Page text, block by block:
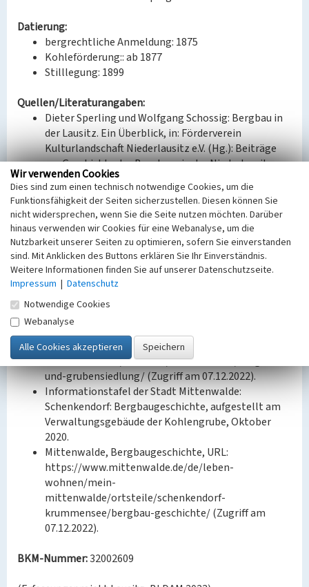
Datierung:
bergrechtliche Anmeldung: 1875
Kohleförderung:: ab 1877
Stilllegung: 1899
Quellen/Literaturangaben:
Dieter Sperling und Wolfgang Schossig: Bergbau in
der Lausitz. Ein Überblick, in: Förderverein
Kulturlandschaft Niederlausitz e.V. (Hg.): Beiträge
zur Geschichte des Bergbaus in der Niederlausitz,
Bd. 1, Cottbus 2017, S. 359,
Ralf-Günter Wedde: Über den historischen
Braunkohlentiefbau in Nordbrandenburg und
südlich von Berlin, in: Brandenburgische
Geowissenschaftliche Beiträge, Nr. 1, 02.2013, S. 3-43
(hier: 26-31).
Historie Bergbau in Schenkendorf, URL:
http://www.schenkendorf-
krummensee.info/histo/grube.htm (Zugriff am
07.12.2022).
Braunkohlenabbau in Schenkendorf, URL:
https://www.dielinke-
mittenwalde.de/ortsteile/schenkendorf/bergbau-
und-grubensiedlung/ (Zugriff am 07.12.2022).
Informationstafel der Stadt Mittenwalde:
Schenkendorf: Bergbaugeschichte, aufgestellt am
Verwaltungsgebäude der Kohlengrube, Oktober
2020.
Mittenwalde, Bergbaugeschichte, URL:
https://www.mittenwalde.de/de/leben-
wohnen/mein-
mittenwalde/ortsteile/schenkendorf-
krummensee/bergbau-geschichte/ (Zugriff am
07.12.2022).
BKM-Nummer:32002609
Wir verwenden Cookies
Dies sind zum einen technisch notwendige Cookies, um die
Funktionsfähigkeit der Seiten sicherzustellen. Diesen können Sie
nicht widersprechen, wenn Sie die Seite nutzen möchten. Darüber
hinaus verwenden wir Cookies für eine Webanalyse, um die
Nutzbarkeit unserer Seiten zu optimieren, sofern Sie einverstanden
sind. Mit Anklicken des Buttons erklären Sie Ihr Einverständnis.
Weitere Informationen finden Sie auf unserer Datenschutzseite.
Impressum | Datenschutz
Notwendige Cookies
Webanalyse